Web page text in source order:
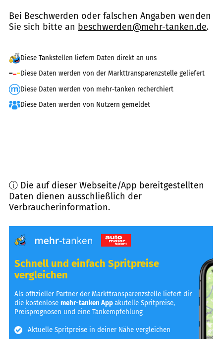
Bei Beschwerden oder falschen Angaben wenden
Sie sich bitte an beschwerden@mehr-tanken.de.
Diese Tankstellen liefern Daten direkt an uns
Diese Daten werden von der Markttransparenzstelle geliefert
Diese Daten werden von mehr-tanken recherchiert
Diese Daten werden von Nutzern gemeldet
ⓘ Die auf dieser Webseite/App bereitgestellten
Daten dienen ausschließlich der
Verbraucherinformation.
Schnell und einfach Spritpreise
vergleichen
Als offizieller Partner der Markttransparenzstelle liefert dir
die kostenlosemehr-tanken Appakutelle Spritpreise,
Preisprognosen und eine Tankempfehlung
Aktuelle Spritpreise in deiner Nähe vergleichen